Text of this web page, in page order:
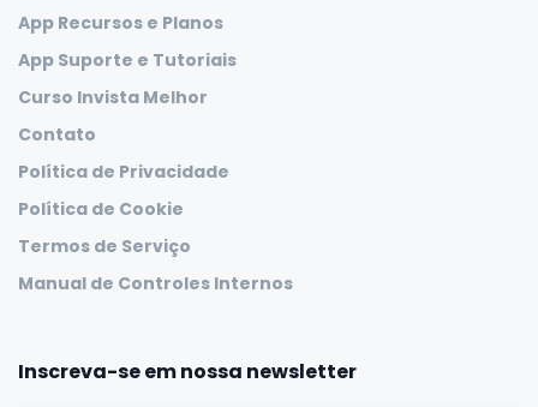
App Recursos e Planos
App Suporte e Tutoriais
Curso Invista Melhor
Contato
Política de Privacidade
Política de Cookie
Termos de Serviço
Manual de Controles Internos
Inscreva-se em nossa newsletter